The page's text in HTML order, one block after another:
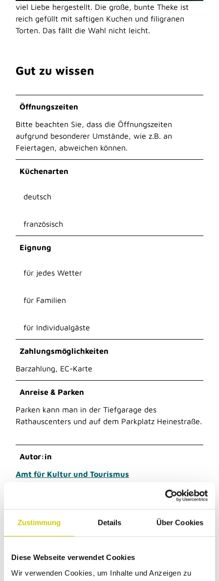
Zustimmung Details Über Cookies
Diese Webseite verwendet Cookies
Wir verwenden Cookies, um Inhalte und Anzeigen zu
© Foto: Stadt Monheim am Rhein/Theodora Langenbrink | CC-BY-SA
viel Liebe hergestellt. Die große, bunte Theke ist
reich gefüllt mit saftigen Kuchen und filigranen
Torten. Das fällt die Wahl nicht leicht.
Gut zu wissen
Öffnungszeiten
Bitte beachten Sie, dass die Öffnungszeiten
aufgrund besonderer Umstände, wie z.B. an
Feiertagen, abweichen können.
Küchenarten
deutsch
französisch
Eignung
für jedes Wetter
für Familien
für Individualgäste
Zahlungsmöglichkeiten
Barzahlung, EC-Karte
Anreise & Parken
Parken kann man in der Tiefgarage des
Rathauscenters und auf dem Parkplatz Heinestraße.
Autor:in
Amt für Kultur und Tourismus
Dieser Seiteninhalt wurde teilweise oder
vollständig durch KI optimiert oder erstellt.